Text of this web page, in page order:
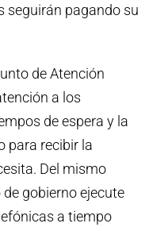
seguirán pagando su
de Atención
a los
de espera y la
para recibir la
Del mismo
de gobierno ejecute
a tiempo